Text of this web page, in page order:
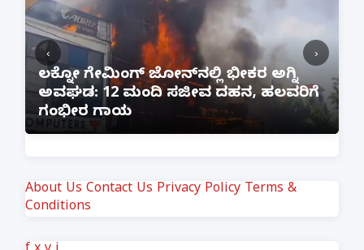
ಲಕ್ನೋ ಗೇಮಿಂಗ್ ಜೋನ್‌ನಲ್ಲಿ ಭೀಕರ ಅಗ್ನಿ
ಅವಘಡ: 12 ಮಂದಿ ಸಜೀವ ದಹನ, ಹಲವರಿಗೆ
ಗಂಭೀರ ಗಾಯ
‹ ›
About Us Contact Us Privacy Policy Terms &
Conditions